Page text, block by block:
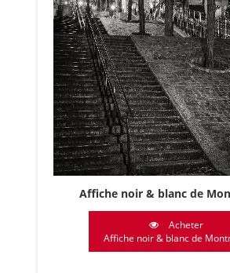
Affiche noir & blanc de
Acheter
Affiche noir & blanc de